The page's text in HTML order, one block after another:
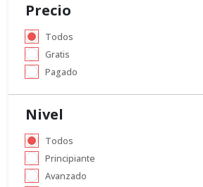
Precio
Todos
Gratis
Pagado
Nivel
Todos
Principiante
Avanzado